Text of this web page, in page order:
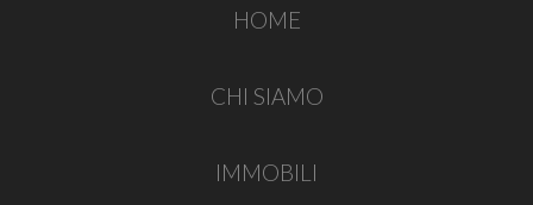
HOME
CHI SIAMO
IMMOBILI